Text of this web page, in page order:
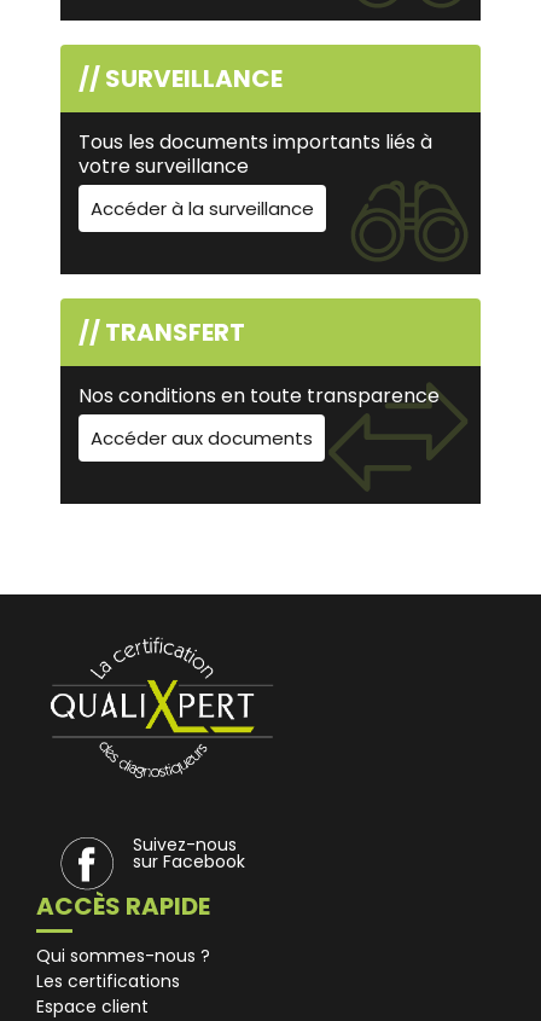
// SURVEILLANCE
Tous les documents importants liés à
votre surveillance
Accéder à la surveillance
// TRANSFERT
Nos conditions en toute transparence
Accéder aux documents
Suivez-nous
sur Facebook
ACCÈS RAPIDE
Qui sommes-nous ?
Les certifications
Espace client